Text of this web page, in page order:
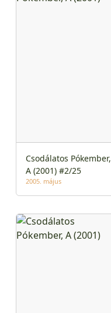
Csodálatos Pókember,
A (2001) #2/25
2005. május